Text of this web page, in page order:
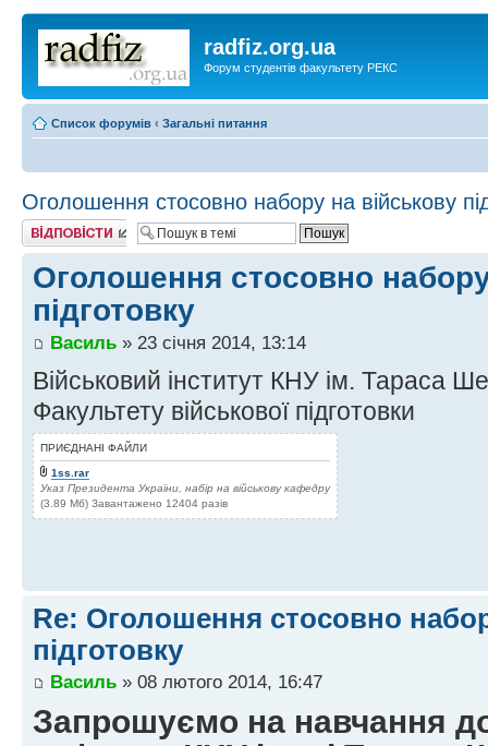
radfiz.org.ua
Форум студентів факультету РЕКС
Список форумів ‹ Загальні питання
Оголошення стосовно набору на військову
Відповісти
Оголошення стосовно
підготовку
Василь » 23 січня 2014, 13:14
Військовий інститут КНУ ім. Тараса
Факультету військової підготовки
ПРИЄДНАНІ ФАЙЛИ
1ss.rar
Указ Президента України, набір на військову кафедру
(3.89 Мб) Завантажено 12404 разів
Re: Оголошення стосовно
підготовку
Василь » 08 лютого 2014, 16:47
Запрошуємо на навчання до